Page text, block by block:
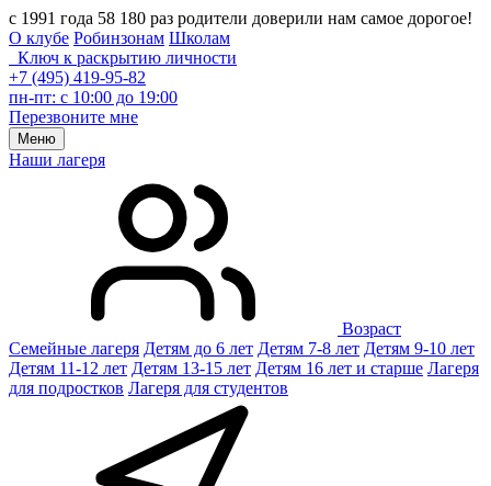
с 1991 года 58 180 раз родители доверили нам самое дорогое!
О клубе Робинзонам Школам
Ключ к раскрытию личности
+7 (495) 419-95-82
пн-пт: с 10:00 до 19:00
Перезвоните мне
Меню
Наши лагеря
Возраст
Семейные лагеря Детям до 6 лет Детям 7-8 лет Детям 9-10 лет
Детям 11-12 лет Детям 13-15 лет Детям 16 лет и старше Лагеря
для подростков Лагеря для студентов